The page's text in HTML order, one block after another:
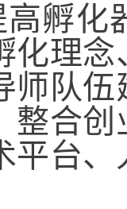
化器
化理
师队
整合
平台